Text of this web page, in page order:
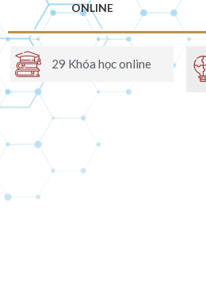
ONLINE
29 Khóa học online